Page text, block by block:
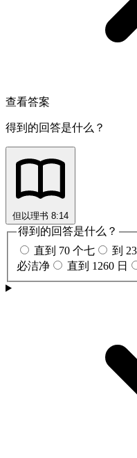
查看答案
得到的回答是什么？
但以理书 8:14
得到的回答是什么？
直到 70 个七
到
必洁净
直到 1260 日